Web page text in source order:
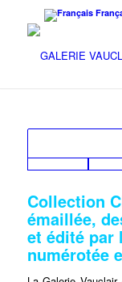
Collection
émaillée,
et édité par
numérotée